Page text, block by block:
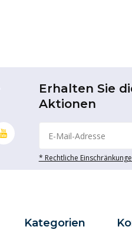
Erhalten Sie
Aktionen
* Rechtliche
Kategorien